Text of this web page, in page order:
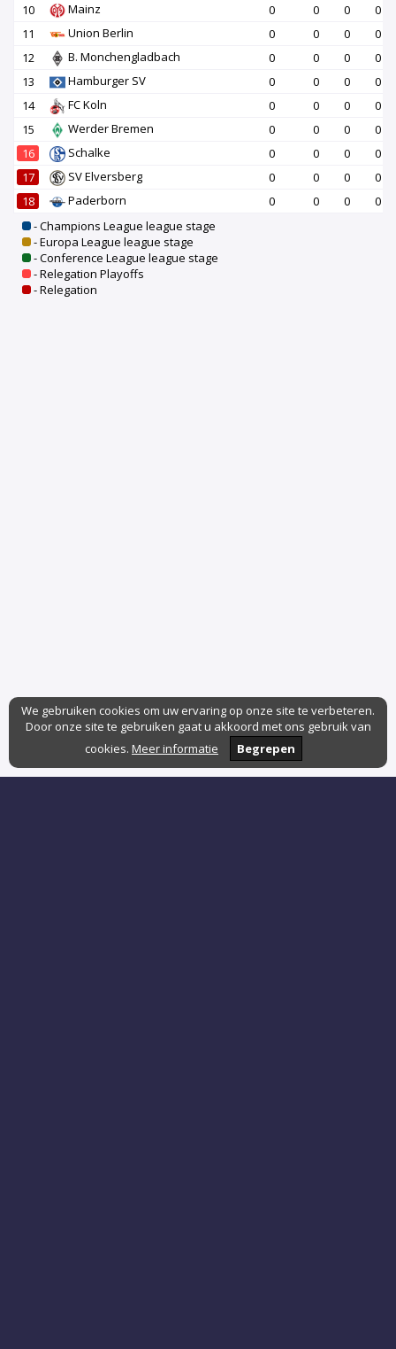
10
Mainz 0 0 0
0
11
Union Berlin 0 0 0
0
12
B. Monchengladbach 0 0 0
0
13
Hamburger SV 0 0 0
0
14
FC Koln 0 0 0
0
15
Werder Bremen 0 0 0
0
16
Schalke 0 0 0
0
17
SV Elversberg 0 0 0
0
18
Paderborn 0 0 0
0
- Champions League league stage
- Europa League league stage
- Conference League league stage
- Relegation Playoffs
- Relegation
We gebruiken cookies om uw ervaring op onze site te verbeteren.
Door onze site te gebruiken gaat u akkoord met ons gebruik van
cookies. Meer informatie Begrepen